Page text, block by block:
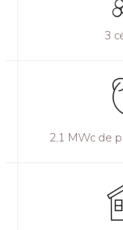
3
2,1 MWc de